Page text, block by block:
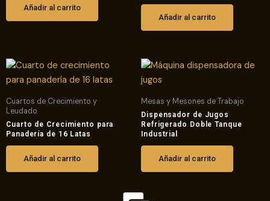
Añadir al carrito
Añadir al carrito
Cuartos de Crecimiento y
Leudado
Cuarto de Crecimiento para
Panadería de 16 Latas
Añadir al carrito
Mesas y Mesones de Trabajo
Dispensador de Jugos
Refrigerado Doble Tanque
Industrial
Añadir al carrito